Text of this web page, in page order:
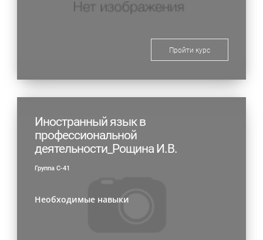
Пройти курс
Иностранный язык в
профессиональной
деятельности_Рощина И.В.
Группа С-41
Необходимые навыки